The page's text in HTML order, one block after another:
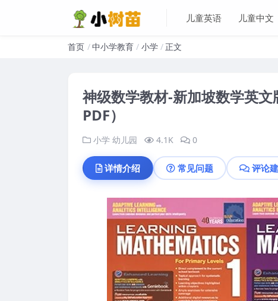
儿童英语 儿童中文
首页 中小学教育 小学 正文
神级数学教材-新加坡数学英
PDF）
小学 幼儿园 4.1K 0
详情介绍 常见问题 评论